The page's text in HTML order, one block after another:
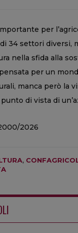
per
34 settori diversi,
nella sfida alla
per un
manca però la
di vista di
2026
,